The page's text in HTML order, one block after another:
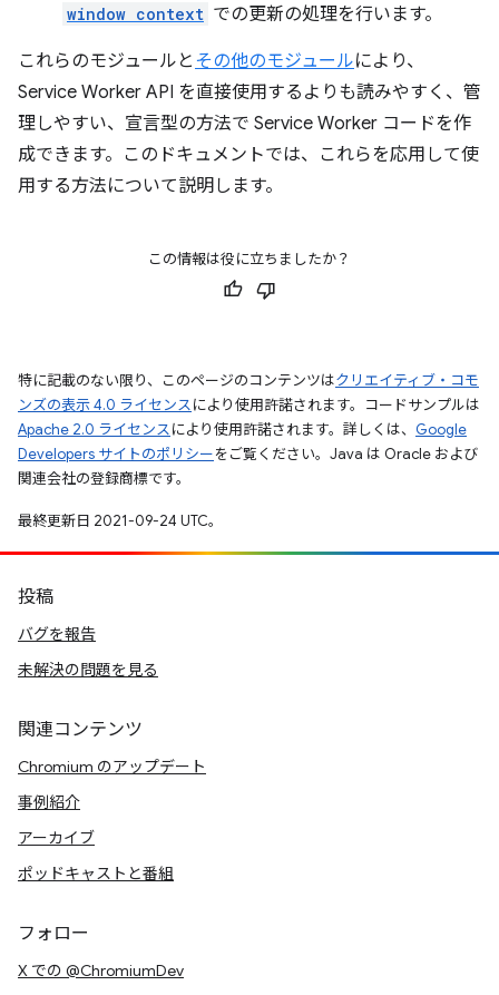
window context での更新の処理を行います。
これらのモジュールと その他のモジュールにより、
Service Worker API を直接使用するよりも読みやすく、管
理しやすい、宣言型の方法で Service Worker コードを作
成できます。このドキュメントでは、これらを応用して使
用する方法について説明します。
この情報は役に立ちましたか？
特に記載のない限り、このページのコンテンツはクリエイティブ・コモ
ンズの表示 4.0 ライセンスにより使用許諾されます。コードサンプルは
Apache 2.0 ライセンスにより使用許諾されます。詳しくは、 Google
Developers サイトのポリシーをご覧ください。Java は Oracle および
関連会社の登録商標です。
最終更新日 2021-09-24 UTC。
投稿
バグを報告
未解決の問題を見る
関連コンテンツ
Chromium のアップデート
事例紹介
アーカイブ
ポッドキャストと番組
フォロー
X での @ChromiumDev